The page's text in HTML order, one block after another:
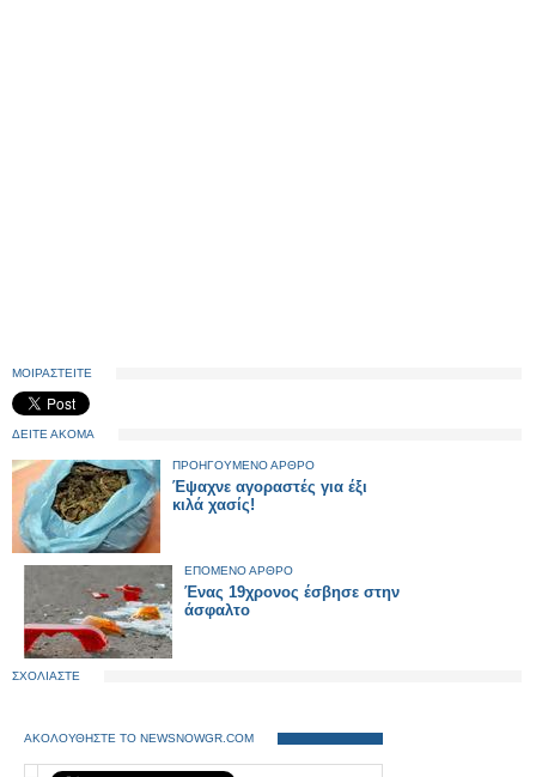
ΜΟΙΡΑΣΤΕΙΤΕ
ΔΕΙΤΕ ΑΚΟΜΑ
ΠΡΟΗΓΟΥΜΕΝΟ ΑΡΘΡΟ
Έψαχνε αγοραστές για έξι
κιλά χασίς!
ΕΠΟΜΕΝΟ ΑΡΘΡΟ
Ένας 19χρονος έσβησε στην
άσφαλτο
ΣΧΟΛΙΑΣΤΕ
ΑΚΟΛΟΥΘΗΣΤΕ ΤΟ NEWSNOWGR.COM